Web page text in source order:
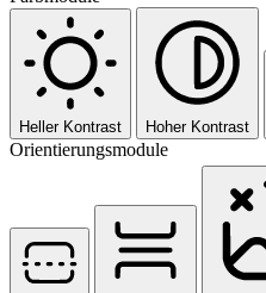
Heller Kontrast Hoher Kontrast
Orientierungsmodule